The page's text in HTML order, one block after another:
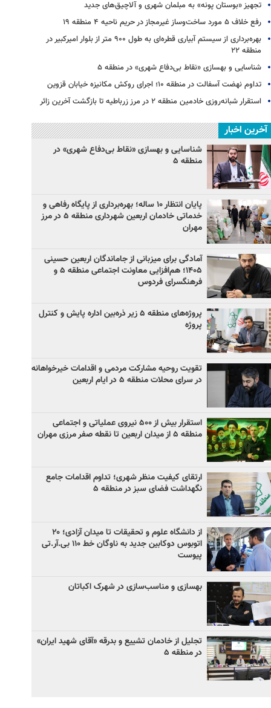
تجهیز «بوستان پونه» به مبلمان شهری و آلاچیق‌های جدید
رفع خلاف ۵ مورد ساخت‌وساز غیرمجاز در حریم ناحیه ۴ منطقه ۱۹
بهره‌برداری از سیستم آبیاری قطره‌ای به طول ۹۰۰ متر از بلوار امیرکبیر در
منطقه ۲۲
شناسایی و بهسازی «نقاط بی‌دفاع شهری» در منطقه ۵
تداوم نهضت آسفالت در منطقه ۱۰؛ اجرای روکش مکانیزه خیابان قزوین
استقرار شبانه‌روزی خادمین منطقه ۲ در مرز زرباطیه تا بازگشت آخرین زائر
آخرین اخبار
شناسایی و بهسازی «نقاط بی‌دفاع شهری» در
منطقه ۵
پایان انتظار ۱۰ ساله؛ بهره‌برداری از پایگاه رفاهی و
خدماتی خادمان اربعین شهرداری منطقه ۵ در مرز
مهران
آمادگی برای میزبانی از جاماندگان اربعین حسینی
۱۴۰۵؛ هم‌افزایی معاونت اجتماعی منطقه ۵ و
فرهنگسرای فردوس
پروژه‌های منطقه ۵ زیر ذره‌بین اداره پایش و کنترل
پروژه
تقویت روحیه مشارکت مردمی و اقدامات خیرخواهانه
در سرای محلات منطقه ۵ در ایام اربعین
استقرار بیش از ۵۰۰ نیروی عملیاتی و اجتماعی
منطقه ۵ از میدان اربعین تا نقطه صفر مرزی مهران
ارتقای کیفیت منظر شهری؛ تداوم اقدامات جامع
نگهداشت فضای سبز در منطقه ۵
از دانشگاه علوم و تحقیقات تا میدان آزادی؛ ۲۰
اتوبوس دوکابین جدید به ناوگان خط ۱۱۰ بی‌.آر.تی
پیوست
بهسازی و مناسب‌سازی در شهرک اکباتان
تجلیل از خادمان تشییع و بدرقه «آقای شهید ایران»
در منطقه ۵